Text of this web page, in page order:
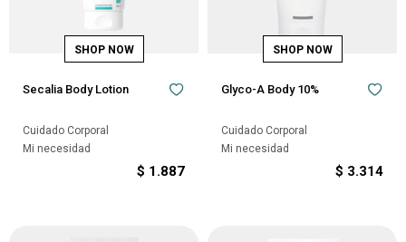
Secalia Body Lotion
Cuidado Corporal
Mi necesidad
$ 1.887
Glyco-A Body 10%
Cuidado Corporal
Mi necesidad
$ 3.314